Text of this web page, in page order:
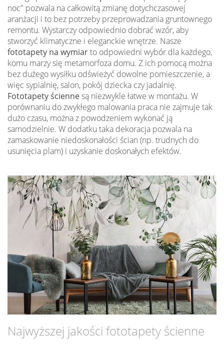
noc" pozwala na całkowitą zmianę dotychczasowej
aranżacji i to bez potrzeby przeprowadzania gruntownego
remontu. Wystarczy odpowiednio dobrać wzór, aby
stworzyć klimatyczne i eleganckie wnętrze. Nasze
fototapety na wymiarto odpowiedni wybór dla każdego,
komu marzy się metamorfoza domu. Z ich pomocą można
bez dużego wysiłku odświeżyć dowolne pomieszczenie, a
więc sypialnię, salon, pokój dziecka czy jadalnię.
Fototapety ściennesą niezwykle łatwe w montażu. W
porównaniu do zwykłego malowania praca nie zajmuje tak
dużo czasu, można z powodzeniem wykonać ją
samodzielnie. W dodatku taka dekoracja pozwala na
zamaskowanie niedoskonałości ścian (np. trudnych do
usunięcia plam) i uzyskanie doskonałych efektów.
Najwyższej jakości fototapety ścienne